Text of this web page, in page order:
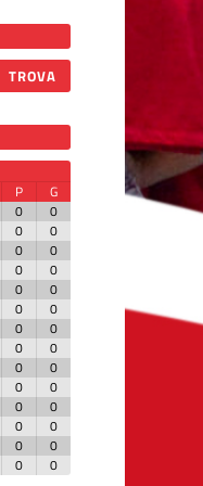
P
G
0
0
0
0
0
0
0
0
0
0
0
0
0
0
0
0
0
0
0
0
0
0
0
0
0
0
0 0